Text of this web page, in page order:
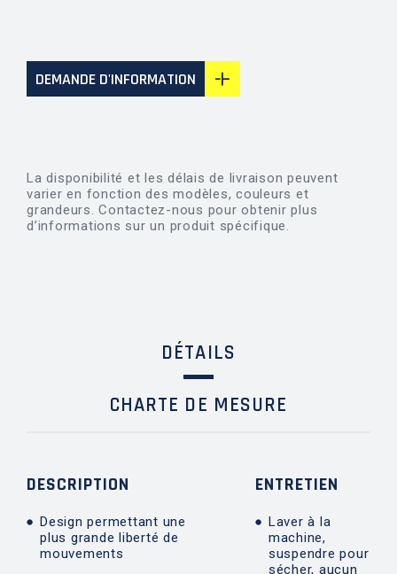
DEMANDE D'INFORMATION
La disponibilité et les délais de livraison peuvent
varier en fonction des modèles, couleurs et
grandeurs. Contactez-nous pour obtenir plus
d’informations sur un produit spécifique.
DÉTAILS
CHARTE DE MESURE
DESCRIPTION
Design permettant une
plus grande liberté de
mouvements
ENTRETIEN
Laver à la
machine,
suspendre pour
sécher, aucun